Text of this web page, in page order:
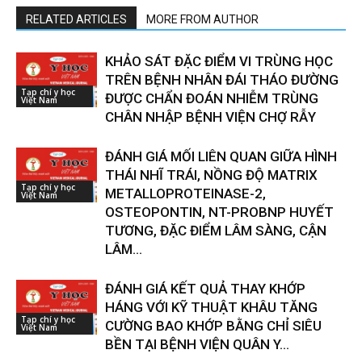
RELATED ARTICLES MORE FROM AUTHOR
Tạp chí y học
Việt Nam
KHẢO SÁT ĐẶC ĐIỂM VI TRÙNG HỌC
TRÊN BỆNH NHÂN ĐÁI THÁO ĐƯỜNG
ĐƯỢC CHẨN ĐOÁN NHIỄM TRÙNG
CHÂN NHẬP BỆNH VIỆN CHỢ RẪY
Tạp chí y học
Việt Nam
ĐÁNH GIÁ MỐI LIÊN QUAN GIỮA HÌNH
THÁI NHĨ TRÁI, NỒNG ĐỘ MATRIX
METALLOPROTEINASE-2,
OSTEOPONTIN, NT-PROBNP HUYẾT
TƯƠNG, ĐẶC ĐIỂM LÂM SÀNG, CẬN
LÂM...
Tạp chí y học
Việt Nam
ĐÁNH GIÁ KẾT QUẢ THAY KHỚP
HÁNG VỚI KỸ THUẬT KHÂU TĂNG
CƯỜNG BAO KHỚP BẰNG CHỈ SIÊU
BỀN TẠI BỆNH VIỆN QUÂN Y...